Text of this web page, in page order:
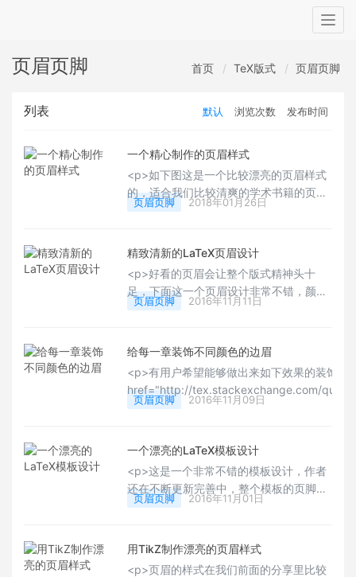
页眉页脚 首页 TeX版式 页眉页脚
列表 默认 浏览次数 发布时间
一个精心制作的页眉样式
<p>如下图这是一个比较漂亮的页眉样式
的，适合我们比较清爽的学术书籍的页眉
设计样式，有喜欢的用户可以看看其下面
籍的样式里。</p>
页眉页脚 2018年01月26日
精致清新的LaTeX页眉设计
<p>好看的页眉会让整个版式精神头十
足，下面这一个页眉设计非常不错，颜色
搭配非常鲜明，奇数页偶数页也进行了区
体还是非常不错的制作，有喜欢的用户可
以借用其设计代码，变成自己的文档样
式。</p>
页眉页脚 2016年11月11日
给每一章装饰不同颜色的边眉
<p>有用户希望能够做出来如下效果的装饰边
href="http://tex.stackexchange.com/
side-chapter-thumb-headings"
式。其他给出的样例的整个装饰还是非常有
书籍的印刷的话，是个不错的可选版式设计
以下载其代码进
页眉页脚 2016年11月09日
一个漂亮的LaTeX模板设计
<p>这是一个非常不错的模板设计，作者
还在不断更新完善中，整个模板的页脚中
的小方块是可以点击，会自动链接跳转到
stackexchange贡献者的代码，有喜欢的
用户可以下载试用下。</p>
页眉页脚 2016年11月01日
用TikZ制作漂亮的页眉样式
<p>页眉的样式在我们前面的分享里比较